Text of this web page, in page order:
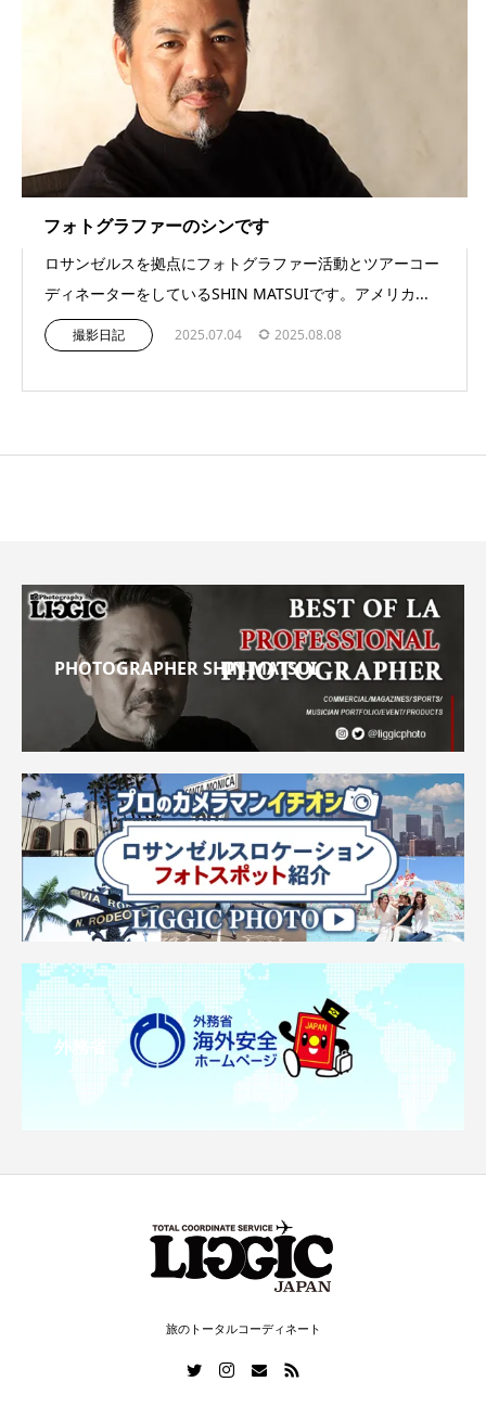
フォトグラファーのシンです
ロサンゼルスを拠点にフォトグラファー活動とツアーコー
ディネーターをしているSHIN MATSUIです。アメリカ...
撮影日記 2025.07.04 2025.08.08
PHOTOGRAPHER SHIN MATSUI
外務省
旅のトータルコーディネート